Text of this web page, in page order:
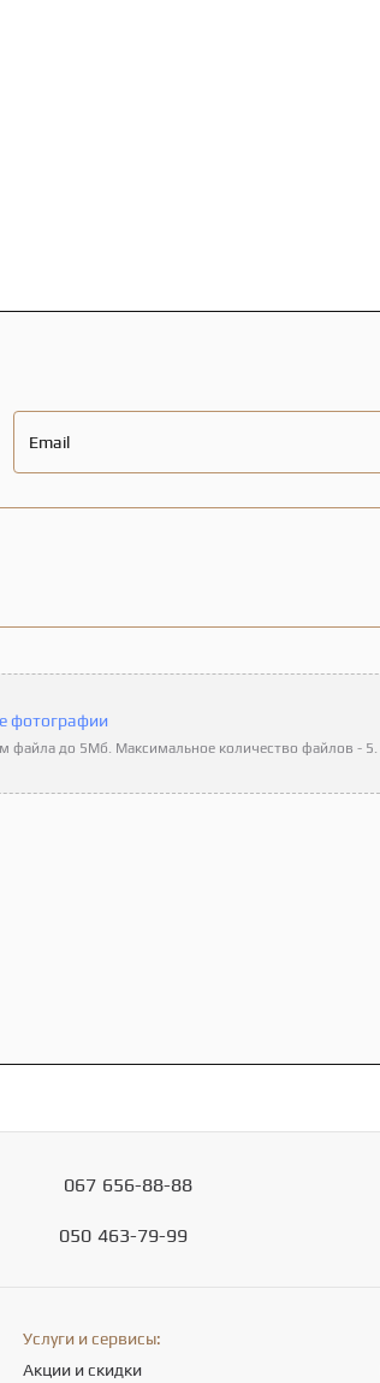
Email
фотографии
до 5Мб. Максимальное количество файлов - 5.
067 656-88-88
050 463-79-99
Услуги и сервисы:
Акции и скидки